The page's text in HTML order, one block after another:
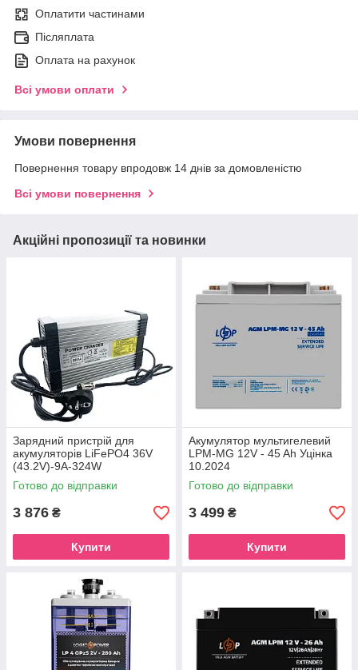
Оплатити частинами
Післяплата
Оплата на рахунок
Всі умови оплати
Умови повернення
Повернення товару впродовж 14 днів за домовленістю
Всі умови повернення
Акційні пропозиції та новинки
Зарядний пристрій для
акумуляторів LiFePO4 36V
(43.2V)-9A-324W
Готово до відправки
3 876 ₴
Купити
Акумулятор мультигелевий
LPM-MG 12V - 45 Ah Уцінка
10.2024
Готово до відправки
3 499 ₴
Купити